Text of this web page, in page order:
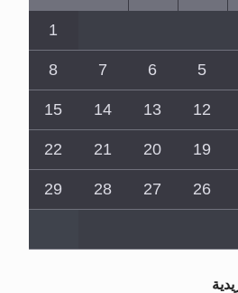
1
5
6
7
8
12
13
14
15
19
20
21
22
26
27
28
29